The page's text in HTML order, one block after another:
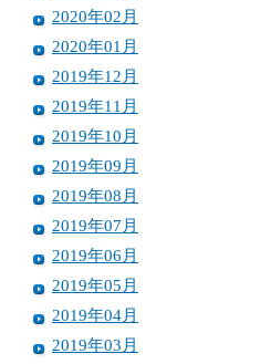
2020年02月
2020年01月
2019年12月
2019年11月
2019年10月
2019年09月
2019年08月
2019年07月
2019年06月
2019年05月
2019年04月
2019年03月